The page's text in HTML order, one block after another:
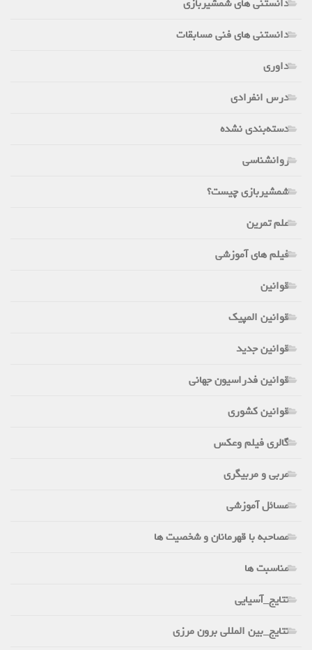
دانستنی های شمشیربازی
دانستنی های فنی مسابقات
داوری
درس انفرادی
دسته‌بندی نشده
روانشناسی
شمشیربازی چیست؟
علم تمرین
فیلم های آموزشی
قوانین
قوانین المپیک
قوانین جدید
قوانین فدراسیون جهانی
قوانین کشوری
گالری فیلم وعکس
مربی و مربیگری
مسائل آموزشی
مصاحبه با قهرمانان و شخصیت ها
مناسبت ها
نتایج_آسیایی
نتایج_بین المللی برون مرزی